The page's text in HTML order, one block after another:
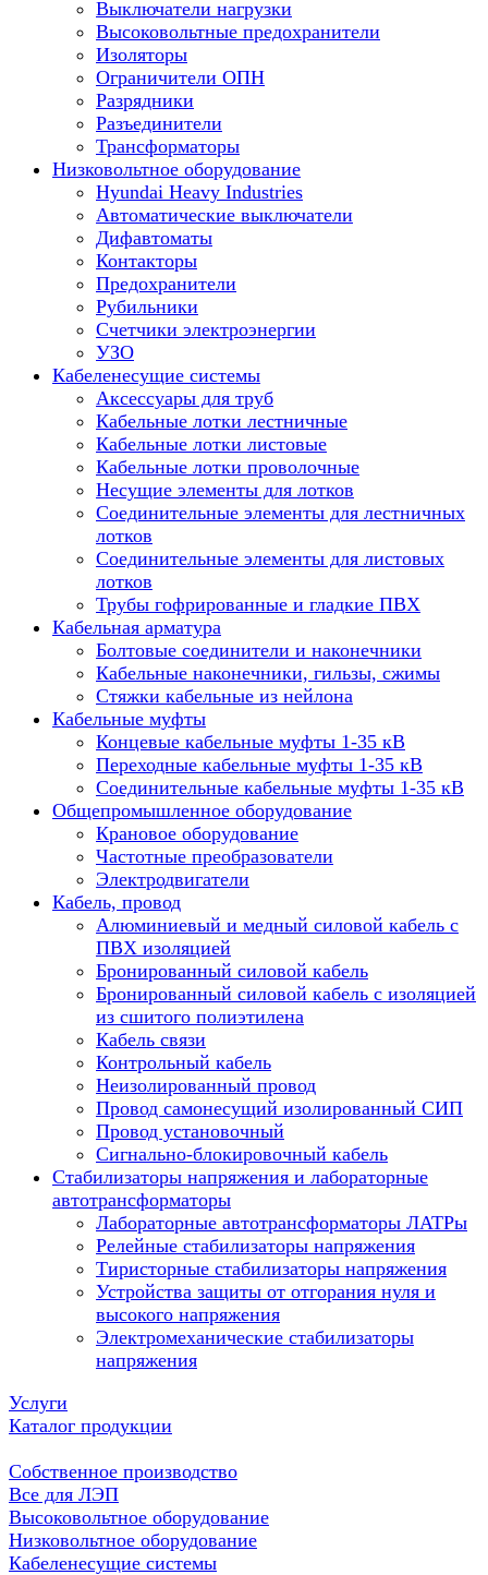
Выключатели нагрузки
Высоковольтные предохранители
Изоляторы
Ограничители ОПН
Разрядники
Разъединители
Трансформаторы
Низковольтное оборудование
Hyundai Heavy Industries
Автоматические выключатели
Дифавтоматы
Контакторы
Предохранители
Рубильники
Счетчики электроэнергии
УЗО
Кабеленесущие системы
Аксессуары для труб
Кабельные лотки лестничные
Кабельные лотки листовые
Кабельные лотки проволочные
Несущие элементы для лотков
Соединительные элементы для лестничных
лотков
Соединительные элементы для листовых
лотков
Трубы гофрированные и гладкие ПВХ
Кабельная арматура
Болтовые соединители и наконечники
Кабельные наконечники, гильзы, сжимы
Стяжки кабельные из нейлона
Кабельные муфты
Концевые кабельные муфты 1-35 кВ
Переходные кабельные муфты 1-35 кВ
Соединительные кабельные муфты 1-35 кВ
Общепромышленное оборудование
Крановое оборудование
Частотные преобразователи
Электродвигатели
Кабель, провод
Алюминиевый и медный силовой кабель с
ПВХ изоляцией
Бронированный силовой кабель
Бронированный силовой кабель с изоляцией
из сшитого полиэтилена
Кабель связи
Контрольный кабель
Неизолированный провод
Провод самонесущий изолированный СИП
Провод установочный
Сигнально-блокировочный кабель
Стабилизаторы напряжения и лабораторные
автотрансформаторы
Лабораторные автотрансформаторы ЛАТРы
Релейные стабилизаторы напряжения
Тиристорные стабилизаторы напряжения
Устройства защиты от отгорания нуля и
высокого напряжения
Электромеханические стабилизаторы
напряжения
Услуги
Каталог продукции
Собственное производство
Все для ЛЭП
Высоковольтное оборудование
Низковольтное оборудование
Кабеленесущие системы